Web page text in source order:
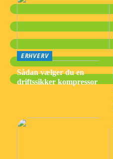
ERHVERV
Sådan vælger du en
driftssikker kompressor